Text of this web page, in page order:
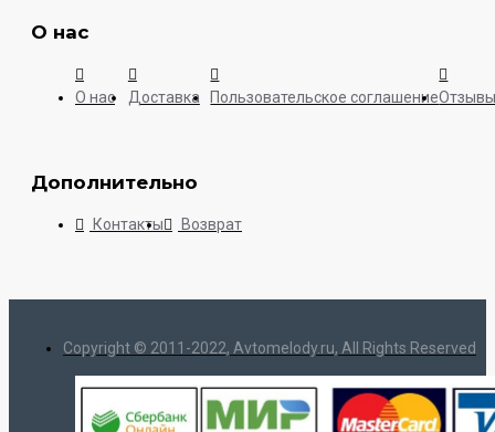
О нас
О нас Доставка Пользовательское соглашение
Дополнительно
Контакты Возврат
Copyright © 2011-2022, Avtomelody.ru, All Rights Reserved